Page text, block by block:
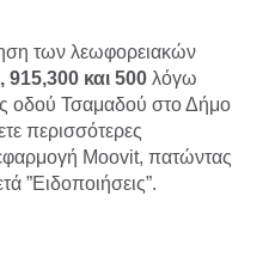
των λεωφορειακών
915,300 και 500 λόγω
οδού Τσαμαδού στο Δήμο
περισσότερες
Moovit, πατώντας
”Ειδοποιήσεις”.